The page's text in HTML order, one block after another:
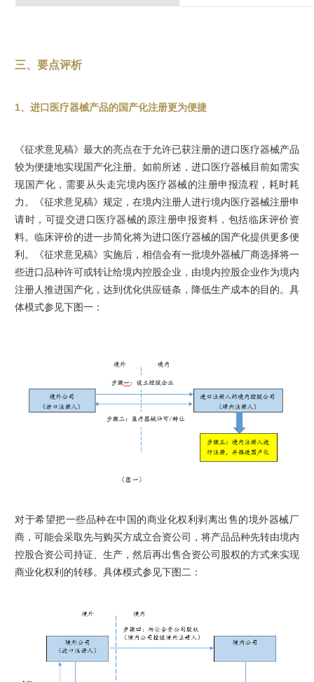
三、要点评析
1、进口医疗器械产品的国产化注册更为便捷
《征求意见稿》最大的亮点在于允许已获注册的进口医疗器械产品
较为便捷地实现国产化注册。如前所述，进口医疗器械目前如需实
现国产化，需要从头走完境内医疗器械的注册申报流程，耗时耗
力。《征求意见稿》规定，在境内注册人进行境内医疗器械注册申
请时，可提交进口医疗器械的原注册申报资料，包括临床评价资
料。临床评价的进一步简化将为进口医疗器械的国产化提供更多便
利。《征求意见稿》实施后，相信会有一批境外器械厂商选择将一
些进口品种许可或转让给境内控股企业，由境内控股企业作为境内
注册人推进国产化，达到优化供应链条，降低生产成本的目的。具
体模式参见下图一：
对于希望把一些品种在中国的商业化权利剥离出售的境外器械厂
商，可能会采取先与购买方成立合资公司，将产品品种先转由境内
控股合资公司持证、生产，然后再出售合资公司股权的方式来实现
商业化权利的转移。具体模式参见下图二：